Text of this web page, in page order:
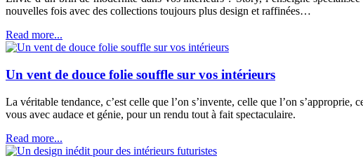
nouvelles fois avec des collections toujours plus design et raffinées…
Read more...
Un vent de douce folie souffle sur vos intérieurs
La véritable tendance, c’est celle que l’on s’invente, celle que l’on
vous avec audace et génie, pour un rendu tout à fait spectaculaire.
Read more...